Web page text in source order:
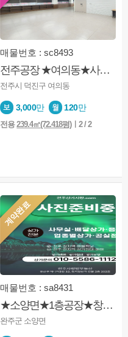
매물번호 : sc8493
전주공장 ★여의동★사무실★용도 공장★공장형사무실★무권리금
전주시 덕진구 여의동
3,000만 120만
전용239.4㎡(72.418평)ㅣ2 / 2
계약완료
매물번호 : sa8431
★소양면★1층공장★창고★사무실
완주군 소양면